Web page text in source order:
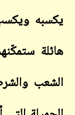
يكسبه
هائلة
الشعب